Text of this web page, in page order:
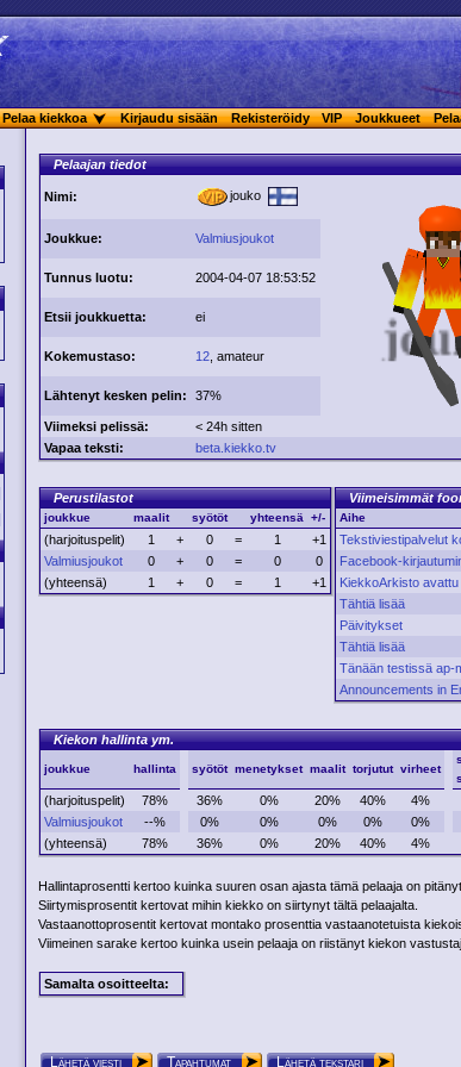
Pelaa kiekkoa Kirjaudu sisään Rekisteröidy VIP Joukkueet
Pelaajan tiedot
Nimi: jouko
Joukkue: Valmiusjoukot
Tunnus luotu: 2004-04-07 18:53:52
Etsii joukkuetta: ei
Kokemustaso: 12 , amateur
Lähtenyt kesken pelin: 37%
Viimeksi pelissä:
< 24h sitten
Vapaa teksti:
beta.kiekko.tv
Perustilastot
joukkue maalit syötöt yhteensä +/-
(harjoituspelit) 1 + 0 = 1
+1
Valmiusjoukot
0 + 0 = 0
0
(yhteensä)
1 + 0 = 1 +1
Viimeisimmät
Aihe
Tekstiviestipalvelut
Facebook-
KiekkoArkisto avattu
Tähtiä lisää
Päivitykset
Tähtiä lisää
Tänään testissä ap-
Announcements in
Kiekon hallinta ym.
joukkue hallinta syötöt menetykset maalit torjutut virheet
(harjoituspelit) 78% 36% 0% 20% 40% 4%
Valmiusjoukot
--% 0% 0% 0% 0% 0%
(yhteensä)
78% 36% 0% 20% 40% 4%
Hallintaprosentti kertoo kuinka suuren osan ajasta tämä pelaaja on
Siirtymisprosentit kertovat mihin kiekko on siirtynyt tältä pelaajalta.
Vastaanottoprosentit kertovat montako prosenttia vastaanotetuista
Viimeinen sarake kertoo kuinka usein pelaaja on riistänyt kiekon
Samalta osoitteelta:
Lähetä viesti Tapahtumat Lähetä tekstari